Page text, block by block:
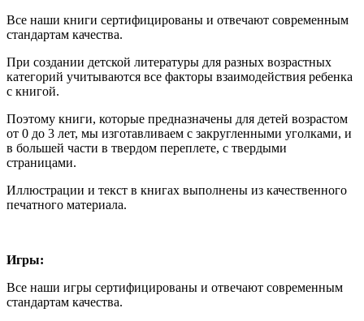
Все наши книги сертифицированы и отвечают современным
стандартам качества.
При создании детской литературы для разных возрастных
категорий учитываются все факторы взаимодействия ребенка
с книгой.
Поэтому книги, которые предназначены для детей возрастом
от 0 до 3 лет, мы изготавливаем с закругленными уголками, и
в большей части в твердом переплете, с твердыми
страницами.
Иллюстрации и текст в книгах выполнены из качественного
печатного материала.
Игры:
Все наши игры сертифицированы и отвечают современным
стандартам качества.